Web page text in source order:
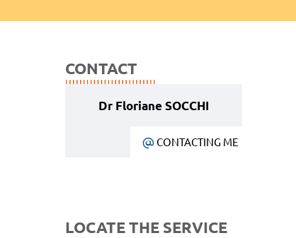
CONTACT
Dr Floriane SOCCHI
CONTACTING ME
LOCATE THE SERVICE